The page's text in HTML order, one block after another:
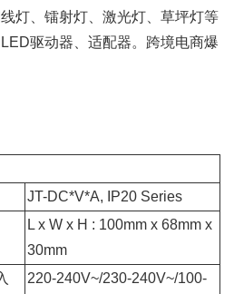
灯、镭射灯、激光灯、草坪灯等
驱动器、适配器。跨境电商爆
JT-DC*V*A, IP20 Series
L x W x H : 100mm x 68mm x
30mm
220-240V~/230-240V~/100-